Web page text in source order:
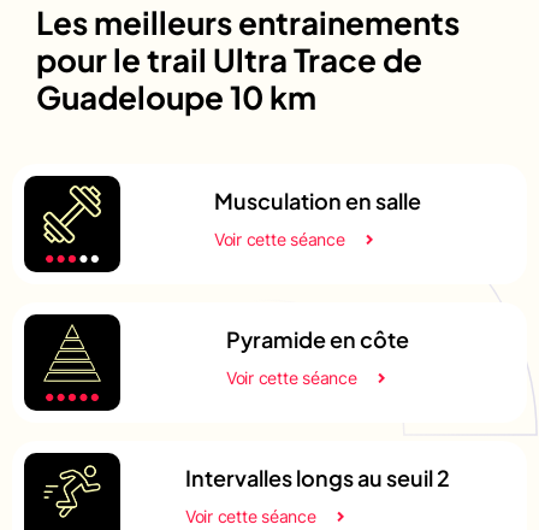
Les meilleurs entrainements
pour le trail Ultra Trace de
Guadeloupe 10 km
Musculation en salle
Voir cette séance
Pyramide en côte
Voir cette séance
Intervalles longs au seuil 2
Voir cette séance